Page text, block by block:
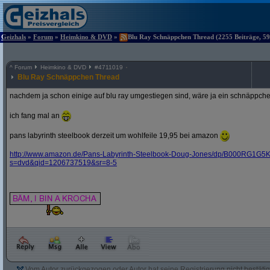
Geizhals » Forum » Heimkino & DVD » Blu Ray Schnäppchen Thread (2255 Beiträge,
^ Forum Heimkino & DVD #4711019
Blu Ray Schnäppchen Thread
nachdem ja schon einige auf blu ray umgestiegen sind, wäre ja ein
ich fang mal an
pans labyrinth steelbook derzeit um wohlfeile 19,95 bei amazon
http://www.amazon.de/Pans-Labyrinth-Steelbook-Doug-Jones/dp/
s=dvd&qid=1206737519&sr=8-5